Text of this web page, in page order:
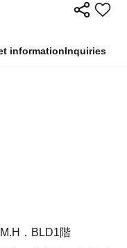
informationInquiries
．BLD1階